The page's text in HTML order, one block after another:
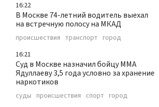
16:22
В Москве 74-летний водитель выехал
на встречную полосу на МКАД
происшествия транспорт город
16:21
Суд в Москве назначил бойцу ММА
Ядуллаеву 3,5 года условно за хранение
наркотиков
суды происшествия спорт город